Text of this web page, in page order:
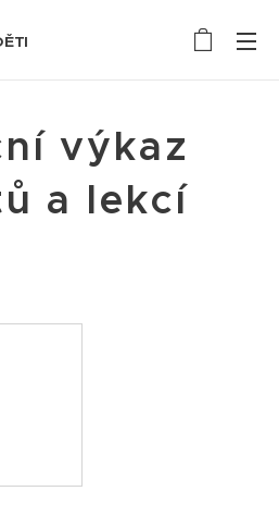
výkaz
a lekcí